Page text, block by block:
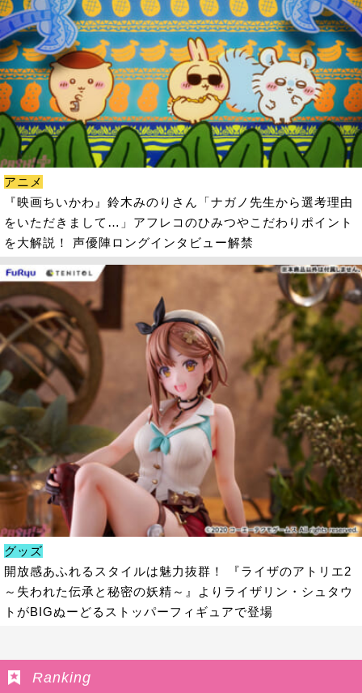
アニメ
『映画ちいかわ』鈴木みのりさん「ナガノ先生から選考理由
をいただきまして…」アフレコのひみつやこだわりポイント
を大解説！ 声優陣ロングインタビュー解禁
グッズ
開放感あふれるスタイルは魅力抜群！ 『ライザのアトリエ2
～失われた伝承と秘密の妖精～』よりライザリン・シュタウ
トがBIGぬーどるストッパーフィギュアで登場
Ranking